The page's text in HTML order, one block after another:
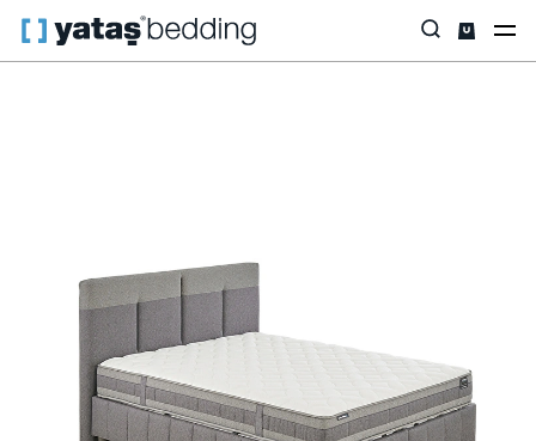
Anasayfa Baza & Başlık Tüm Setler Yatak & Baza & Başlık Set